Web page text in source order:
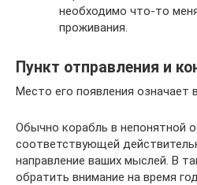
необходимо что-то
проживания.
Пункт отправления и
Место его появления означает
Обычно корабль в непонятной
соответствующей
направление ваших мыслей. В
обратить внимание на время